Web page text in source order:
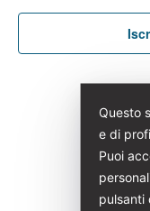
2026
Questo
e di
Puoi
pulsanti